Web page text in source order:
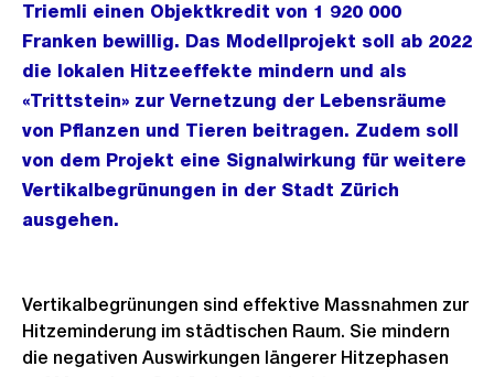
Triemli einen Objektkredit von 1 920 000
Franken bewillig. Das Modellprojekt soll ab 2022
die lokalen Hitzeeffekte mindern und als
«Trittstein» zur Vernetzung der Lebensräume
von Pflanzen und Tieren beitragen. Zudem soll
von dem Projekt eine Signalwirkung für weitere
Vertikalbegrünungen in der Stadt Zürich
ausgehen.
Vertikalbegrünungen sind effektive Massnahmen zur
Hitzeminderung im städtischen Raum. Sie mindern
die negativen Auswirkungen längerer Hitzephasen